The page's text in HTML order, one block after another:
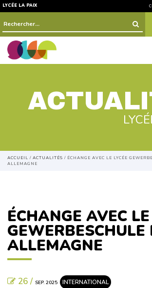
LYCÉE LA PAIX
Rechercher :
ACCUEIL / ACTUALITÉS / ÉCHANGE AVEC LE LYCÉE
ALLEMAGNE
ÉCHANGE AVEC LE
GEWERBESCHULE
ALLEMAGNE
26 / SEP. 2025 INTERNATIONAL